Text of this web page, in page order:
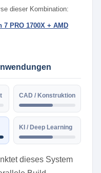
dieser Kombination:
PRO 1700X + AMD
CAD / Konstruktion
KI / Deep Learning
dieses System